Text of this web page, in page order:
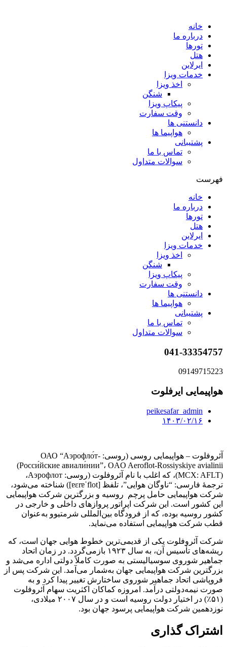
contentخانه
درباره ما
تورها
هتل
ایرلاین
خدمات ویزا
اخذ ویزا
شنگن
پیکاپ ویزا
وقت سفارت
دانستنی ها
هواپیما ها
پشتیبانی
تماس با ما
سوالات متداول
فهرست
خانه
درباره ما
تورها
هتل
ایرلاین
خدمات ویزا
اخذ ویزا
شنگن
پیکاپ ویزا
وقت سفارت
دانستنی ها
هواپیما ها
پشتیبانی
تماس با ما
سوالات متداول
041-33354757
09149715223
هواپیمایی ایرفلوت
peikesafar_admin
۱۴۰۳/۰۲/۱۶
آئروفلوت – هواپیمایی روسی (روسی: ОАО “Аэрофло́т-
Росси́йские авиали́нии”‎، OAO Aeroflot-Rossiyskiye avialinii)
(MCX: AFLT)، که اغلب با نام آئروفلوت (روسی: Аэрофлот‎،
ترجمهٔ فارسی: “ناوگان هوایی”، تلفظ [ɐɛrɐˈflot]) شناخته می‌شود،
شرکت هواپیمایی حامل پرچم روسیه و بزرگترین شرکت هواپیمایی
این کشور است. این شرکت اپراتور پروازهای داخلی و خارجی در
کشور روسیه بوده، که از فرودگاه بین‌المللی شرمتیوو به‌عنوان
قطب شرکت هواپیمایی استفاده می‌نماید.
شرکت آئروفلوت یکی از قدیمی‌ترین خطوط هوایی جهان است، که
ریشه‌های تأسیس آن، به سال ۱۹۲۳ بازمی‌گردد. در زمان اتحاد
جماهیر شوروی سوسیالیستی به صورت کاملاً دولتی اداره می‌شد و
بزرگترین شرکت هواپیمایی جهان به‌شمار می‌آمد. این شرکت پس از
فروپاشی اتحاد جماهیر شوروی ساختارش تغییر پیدا کرد و به
صورت نیمه‌دولتی درآمد. امروزه کماکان اکثریت سهام آئروفلوت
(۵۱٪) در اختیار دولت روسیه است و در سال ۲۰۰۷ میلادی،
نوزدهمین شرکت هواپیمایی پرسود جهان بود.
اشتراک گذاری